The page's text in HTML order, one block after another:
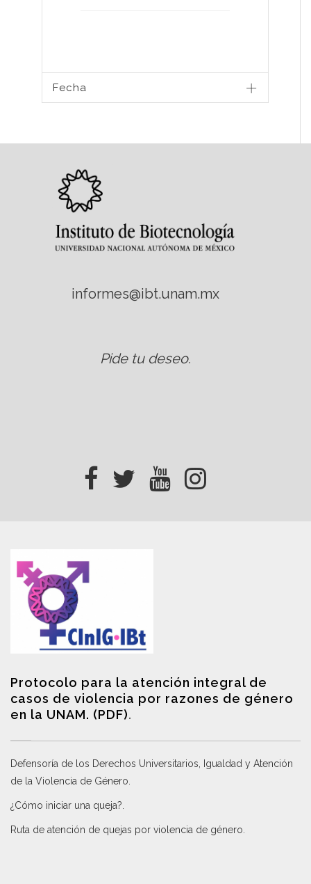
Fecha
informes@ibt.unam.mx
Pide tu deseo.
Protocolo para la atención integral de
casos de violencia por razones de género
en la UNAM. (PDF).
Defensoría de los Derechos Universitarios, Igualdad y Atención
de la Violencia de Género
¿Cómo iniciar una queja?
Ruta de atención de quejas por violencia de género